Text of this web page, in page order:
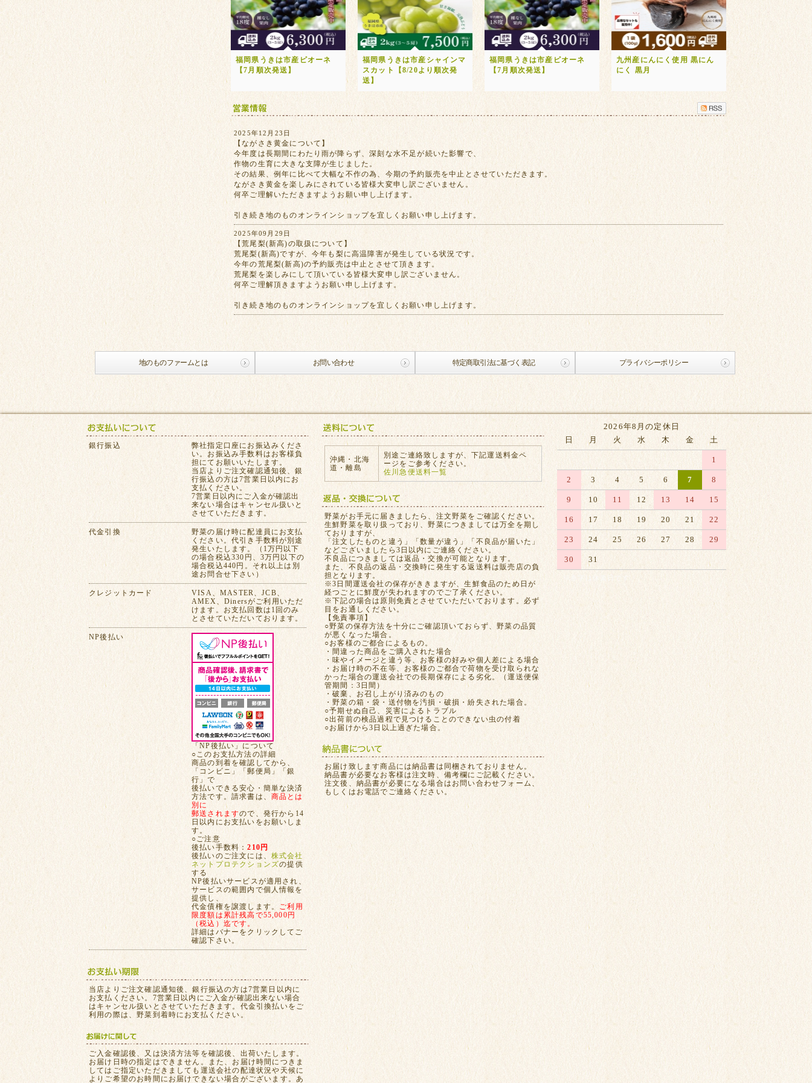
福岡県うきは市産ピオーネ
【7月順次発送】
福岡県うきは市産シャインマ
スカット【8/20より順次発
送】
福岡県うきは市産ピオーネ
【7月順次発送】
九州産にんにく使用 黒にん
にく 黒月
2025年12月23日
【ながさき黄金について】
今年度は長期間にわたり雨が降らず、深刻な水不足が続いた影響で、
作物の生育に大きな支障が生じました。
その結果、例年に比べて大幅な不作の為、今期の予約販売を中止とさせていただきます。
ながさき黄金を楽しみにされている皆様大変申し訳ございません。
何卒ご理解いただきますようお願い申し上げます。
引き続き地のものオンラインショップを宜しくお願い申し上げます。
2025年09月29日
【荒尾梨(新高)の取扱について】
荒尾梨(新高)ですが、今年も梨に高温障害が発生している状況です。
今年の荒尾梨(新高)の予約販売は中止とさせて頂きます。
荒尾梨を楽しみにして頂いている皆様大変申し訳ございません。
何卒ご理解頂きますようお願い申し上げます。
引き続き地のものオンラインショップを宜しくお願い申し上げます。
地のものファームとは お問い合わせ 特定商取引法に基づく表記 プライバシーポリシー
2026年8月の定休日
日
月 火 水 木 金 土
1
2 3 4 5 6 7 8
9 10 11 12 13 14 15
16 17 18 19 20 21 22
23 24 25 26 27 28 29
30 31
銀行振込
弊社指定口座にお振込みくださ
い。お振込み手数料はお客様負
担にてお願いいたします。
当店よりご注文確認通知後、銀
行振込の方は7営業日以内にお
支払ください。
7営業日以内にご入金が確認出
来ない場合はキャンセル扱いと
させていただきます。
代金引換
野菜の届け時に配達員にお支払
ください。代引き手数料が別途
発生いたします。（1万円以下
の場合税込330円、3万円以下の
場合税込440円。それ以上は別
途お問合せ下さい）
クレジットカード
VISA、MASTER、JCB、
AMEX、Dinersがご利用いただ
けます。お支払回数は1回のみ
とさせていただいております。
NP後払い
「NP後払い」について
○このお支払方法の詳細
商品の到着を確認してから、
「コンビニ」「郵便局」「銀
行」で
後払いできる安心・簡単な決済
方法です。請求書は、 商品とは
別に
郵送されますので、発行から14
日以内にお支払いをお願いしま
す。
○ご注意
後払い手数料：210円
後払いのご注文には、 株式会社
ネットプロテクションズの提供
する
NP後払いサービスが適用され、
サービスの範囲内で個人情報を
提供し、
代金債権を譲渡します。 ご利用
限度額は累計残高で55,000円
（税込）迄です。
詳細はバナーをクリックしてご
確認下さい。
当店よりご注文確認通知後、銀行振込の方は7営業日以内に
お支払ください。7営業日以内にご入金が確認出来ない場合
はキャンセル扱いとさせていただきます。代金引換払いをご
利用の際は、野菜到着時にお支払ください。
ご入金確認後、又は決済方法等を確認後、出荷いたします。
お届け日時の指定はできません。また、お届け時間につきま
してはご指定いただきましても運送会社の配達状況や天候に
よりご希望のお時間にお届けできない場合がございます。あ
沖縄・北海
道・離島
別途ご連絡致しますが、下記運送料金ペ
ージをご参考ください。
佐川急便送料一覧
野菜がお手元に届きましたら、注文野菜をご確認ください。
生鮮野菜を取り扱っており、野菜につきましては万全を期し
ておりますが、
「注文したものと違う」「数量が違う」「不良品が届いた」
などございましたら3日以内にご連絡ください。
不良品につきましては返品・交換が可能となります。
また、不良品の返品・交換時に発生する返送料は販売店の負
担となります。
※3日間運送会社の保存がききますが、生鮮食品のため日が
経つごとに鮮度が失われますのでご了承ください。
※下記の場合は原則免責とさせていただいております。必ず
目をお通しください。
【免責事項】
○野菜の保存方法を十分にご確認頂いておらず、野菜の品質
が悪くなった場合。
○お客様のご都合によるもの。
・間違った商品をご購入された場合
・味やイメージと違う等、お客様の好みや個人差による場合
・お届け時の不在等、お客様のご都合で荷物を受け取られな
かった場合の運送会社での長期保存による劣化。（運送便保
管期間：3日間）
・破棄、お召し上がり済みのもの
・野菜の箱・袋・送付物を汚損・破損・紛失された場合。
○予期せぬ自己、災害によるトラブル
○出荷前の検品過程で見つけることのできない虫の付着
○お届けから3日以上過ぎた場合。
お届け致します商品には納品書は同梱されておりません。
納品書が必要なお客様は注文時、備考欄にご記載ください。
注文後、納品書が必要になる場合はお問い合わせフォーム、
もしくはお電話でご連絡ください。